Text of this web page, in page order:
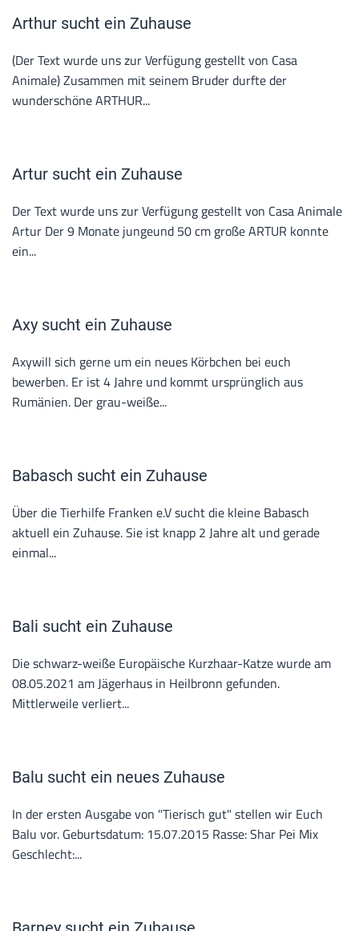
Arthur sucht ein Zuhause
(Der Text wurde uns zur Verfügung gestellt von Casa
Animale) Zusammen mit seinem Bruder durfte der
wunderschöne ARTHUR...
Artur sucht ein Zuhause
Der Text wurde uns zur Verfügung gestellt von Casa Animale
Artur Der 9 Monate jungeund 50 cm große ARTUR konnte
ein...
Axy sucht ein Zuhause
Axywill sich gerne um ein neues Körbchen bei euch
bewerben. Er ist 4 Jahre und kommt ursprünglich aus
Rumänien. Der grau-weiße...
Babasch sucht ein Zuhause
Über die Tierhilfe Franken e.V sucht die kleine Babasch
aktuell ein Zuhause. Sie ist knapp 2 Jahre alt und gerade
einmal...
Bali sucht ein Zuhause
Die schwarz-weiße Europäische Kurzhaar-Katze wurde am
08.05.2021 am Jägerhaus in Heilbronn gefunden.
Mittlerweile verliert...
Balu sucht ein neues Zuhause
In der ersten Ausgabe von "Tierisch gut" stellen wir Euch
Balu vor. Geburtsdatum: 15.07.2015 Rasse: Shar Pei Mix
Geschlecht:...